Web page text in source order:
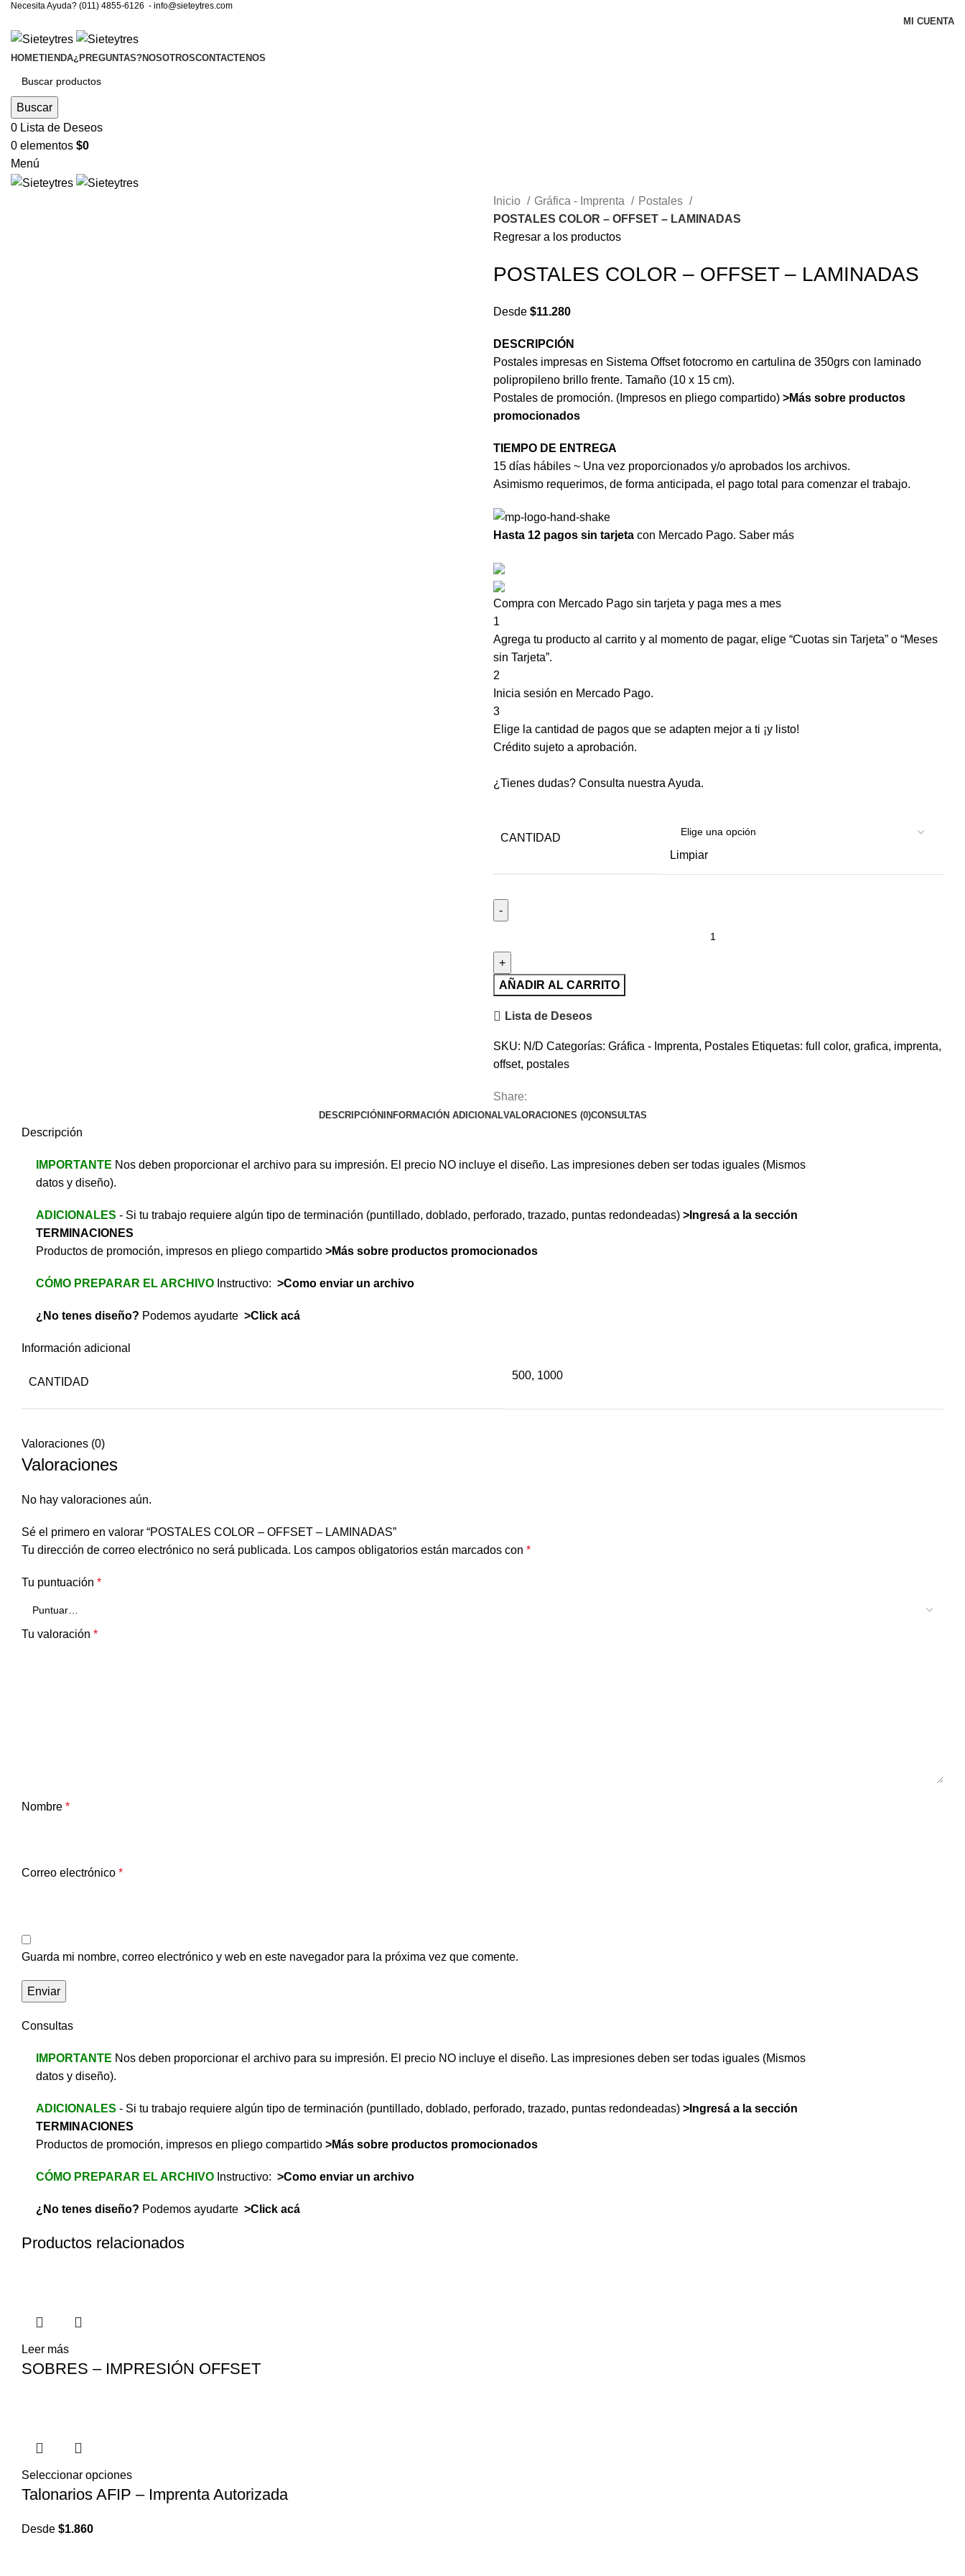
Necesita Ayuda? (011) 4855-6126 - info@sieteytres.com
MI CUENTA
HOMETIENDA¿PREGUNTAS?NOSOTROSCONTACTENOS
Buscar
0 Lista de Deseos
0 elementos $0
Menú
Inicio Gráfica - Imprenta
Postales
POSTALES COLOR – OFFSET – LAMINADAS
Regresar a los productos
POSTALES COLOR – OFFSET – LAMINADAS
Desde $11.280
DESCRIPCIÓN
Postales impresas en Sistema Offset fotocromo en cartulina de 350grs con laminado
polipropileno brillo frente. Tamaño (10 x 15 cm).
Postales de promoción. (Impresos en pliego compartido) >Más sobre productos
promocionados
TIEMPO DE ENTREGA
15 días hábiles ~ Una vez proporcionados y/o aprobados los archivos.
Asimismo requerimos, de forma anticipada, el pago total para comenzar el trabajo.
Hasta 12 pagos sin tarjeta con Mercado Pago. Saber más
Compra con Mercado Pago sin tarjeta y paga mes a mes
1
Agrega tu producto al carrito y al momento de pagar, elige “Cuotas sin Tarjeta” o “Meses
sin Tarjeta”.
2
Inicia sesión en Mercado Pago.
3
Elige la cantidad de pagos que se adapten mejor a ti ¡y listo!
Crédito sujeto a aprobación.
¿Tienes dudas? Consulta nuestra Ayuda.
CANTIDAD
Limpiar
AÑADIR AL CARRITO
Lista de Deseos
SKU: N/D Categorías: Gráfica - Imprenta, Postales Etiquetas: full color, grafica, imprenta,
offset, postales
Share:
DESCRIPCIÓN INFORMACIÓN ADICIONALVALORACIONES (0)CONSULTAS
Descripción
IMPORTANTE Nos deben proporcionar el archivo para su impresión. El precio NO incluye el diseño. Las impresiones deben ser todas iguales (Mismos
datos y diseño).
ADICIONALES - Si tu trabajo requiere algún tipo de terminación (puntillado, doblado, perforado, trazado, puntas redondeadas) >Ingresá a la sección
TERMINACIONES
Productos de promoción, impresos en pliego compartido >Más sobre productos promocionados
CÓMO PREPARAR EL ARCHIVO Instructivo: >Como enviar un archivo
¿No tenes diseño? Podemos ayudarte >Click acá
Información adicional
CANTIDAD
500, 1000
Valoraciones (0)
Valoraciones
No hay valoraciones aún.
Sé el primero en valorar “POSTALES COLOR – OFFSET – LAMINADAS”
Tu dirección de correo electrónico no será publicada. Los campos obligatorios están marcados con *
Tu puntuación *
Tu valoración *
Nombre *
Correo electrónico *
Guarda mi nombre, correo electrónico y web en este navegador para la próxima vez que comente.
Consultas
IMPORTANTE Nos deben proporcionar el archivo para su impresión. El precio NO incluye el diseño. Las impresiones deben ser todas iguales (Mismos
datos y diseño).
ADICIONALES - Si tu trabajo requiere algún tipo de terminación (puntillado, doblado, perforado, trazado, puntas redondeadas) >Ingresá a la sección
TERMINACIONES
Productos de promoción, impresos en pliego compartido >Más sobre productos promocionados
CÓMO PREPARAR EL ARCHIVO Instructivo: >Como enviar un archivo
¿No tenes diseño? Podemos ayudarte >Click acá
Productos relacionados
Leer más
SOBRES – IMPRESIÓN OFFSET
Seleccionar opciones
Talonarios AFIP – Imprenta Autorizada
Desde $1.860